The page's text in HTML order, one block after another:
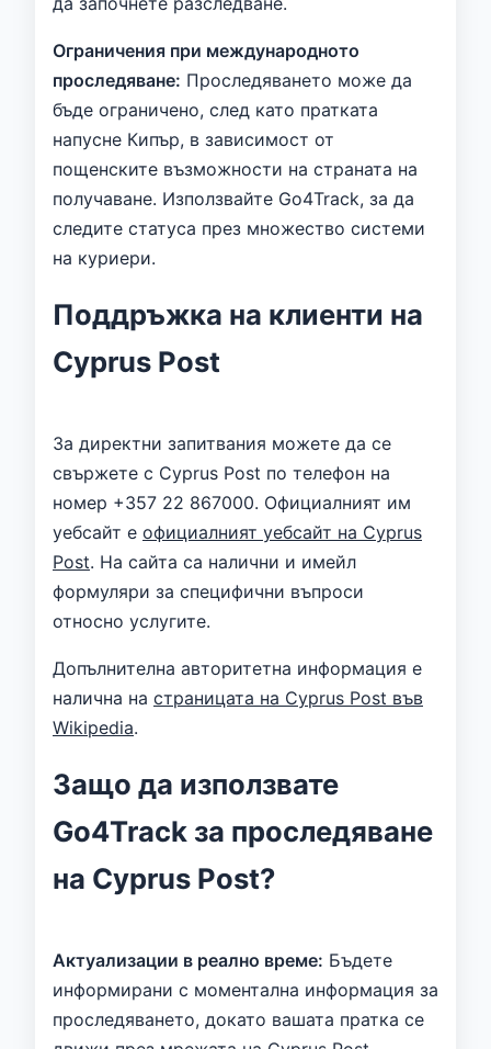
Ограничения при международното
проследяване: Проследяването може да
бъде ограничено, след като пратката
напусне Кипър, в зависимост от
пощенските възможности на страната на
получаване. Използвайте Go4Track, за да
следите статуса през множество системи
на куриери.
Поддръжка на клиенти на
Cyprus Post
За директни запитвания можете да се
свържете с Cyprus Post по телефон на
номер +357 22 867000. Официалният им
уебсайт е официалният уебсайт на Cyprus
Post. На сайта са налични и имейл
формуляри за специфични въпроси
относно услугите.
Допълнителна авторитетна информация е
налична на страницата на Cyprus Post във
Wikipedia.
Защо да използвате
Go4Track за проследяване
на Cyprus Post?
Актуализации в реално време: Бъдете
информирани с моментална информация за
проследяването, докато вашата пратка се